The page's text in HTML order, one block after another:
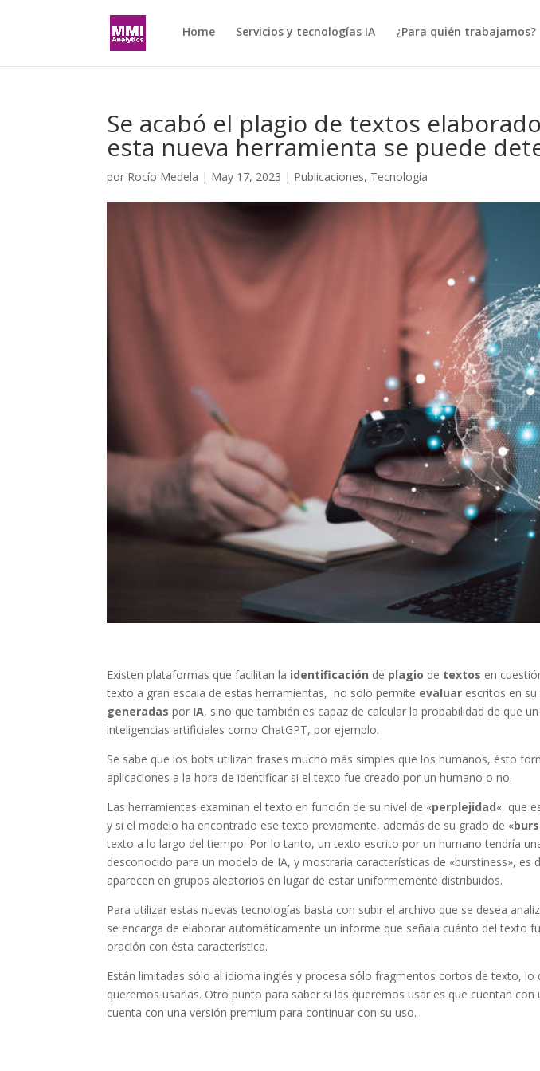
Home Servicios y tecnologías IA ¿Para quién trabajamos?
Se acabó el plagio de textos
esta nueva herramienta se puede
por Rocío Medela | May 17, 2023 | Publicaciones, Tecnología
Existen plataformas que facilitan la identificación de plagio de textos en
texto a gran escala de estas herramientas, no solo permite evaluar escritos en
generadas por IA, sino que también es capaz de calcular la probabilidad de que
inteligencias artificiales como ChatGPT, por ejemplo.
Se sabe que los bots utilizan frases mucho más simples que los humanos, ésto
aplicaciones a la hora de identificar si el texto fue creado por un humano o no.
Las herramientas examinan el texto en función de su nivel de «perplejidad«, que
y si el modelo ha encontrado ese texto previamente, además de su grado de «
texto a lo largo del tiempo. Por lo tanto, un texto escrito por un humano tendría
desconocido para un modelo de IA, y mostraría características de «burstiness», es
aparecen en grupos aleatorios en lugar de estar uniformemente distribuidos.
Para utilizar estas nuevas tecnologías basta con subir el archivo que se desea
se encarga de elaborar automáticamente un informe que señala cuánto del texto
oración con ésta característica.
Están limitadas sólo al idioma inglés y procesa sólo fragmentos cortos de texto, lo
queremos usarlas. Otro punto para saber si las queremos usar es que cuentan con
cuenta con una versión premium para continuar con su uso.